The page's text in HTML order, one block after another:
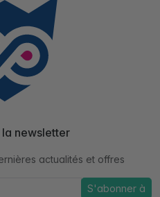
newsletter
actualités et offres
S'abonner à